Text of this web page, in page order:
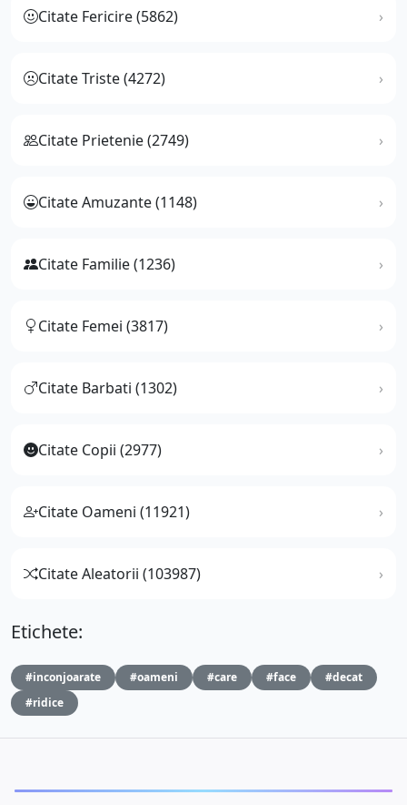
Citate Fericire (5862)
Citate Triste (4272)
Citate Prietenie (2749)
Citate Amuzante (1148)
Citate Familie (1236)
Citate Femei (3817)
Citate Barbati (1302)
Citate Copii (2977)
Citate Oameni (11921)
Citate Aleatorii (103987)
Etichete:
#inconjoarate #oameni #care #face
#decat
#ridice